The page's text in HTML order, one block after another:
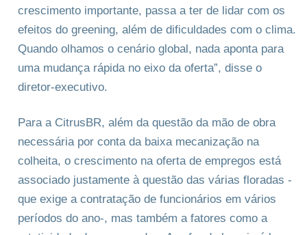
crescimento importante, passa a ter de lidar com os
efeitos do greening, além de dificuldades com o clima.
Quando olhamos o cenário global, nada aponta para
uma mudança rápida no eixo da oferta”, disse o
diretor-executivo.
Para a CitrusBR, além da questão da mão de obra
necessária por conta da baixa mecanização na
colheita, o crescimento na oferta de empregos está
associado justamente à questão das várias floradas -
que exige a contratação de funcionários em vários
períodos do ano-, mas também a fatores como a